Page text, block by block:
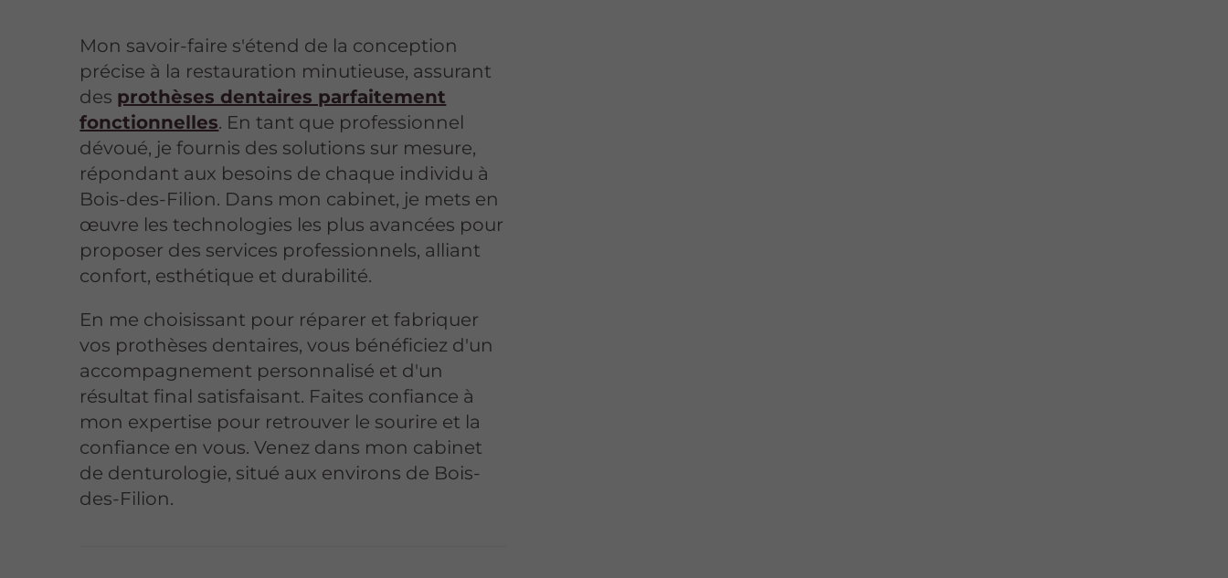
Mon savoir-faire s'étend de la conception
précise à la restauration minutieuse, assurant
des prothèses dentaires parfaitement
fonctionnelles. En tant que professionnel
dévoué, je fournis des solutions sur mesure,
répondant aux besoins de chaque individu à
Bois-des-Filion. Dans mon cabinet, je mets en
œuvre les technologies les plus avancées pour
proposer des services professionnels, alliant
confort, esthétique et durabilité.
En me choisissant pour réparer et fabriquer
vos prothèses dentaires, vous bénéficiez d'un
accompagnement personnalisé et d'un
résultat final satisfaisant. Faites confiance à
mon expertise pour retrouver le sourire et la
confiance en vous. Venez dans mon cabinet
de denturologie, situé aux environs de Bois-
des-Filion.